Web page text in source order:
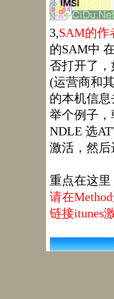
3,SAM的作
的SAM中
否打开了，
(运营商和
的本机信
举个例子，
NDLE 选
激活，然后
重点在这里
请在
链接itunes